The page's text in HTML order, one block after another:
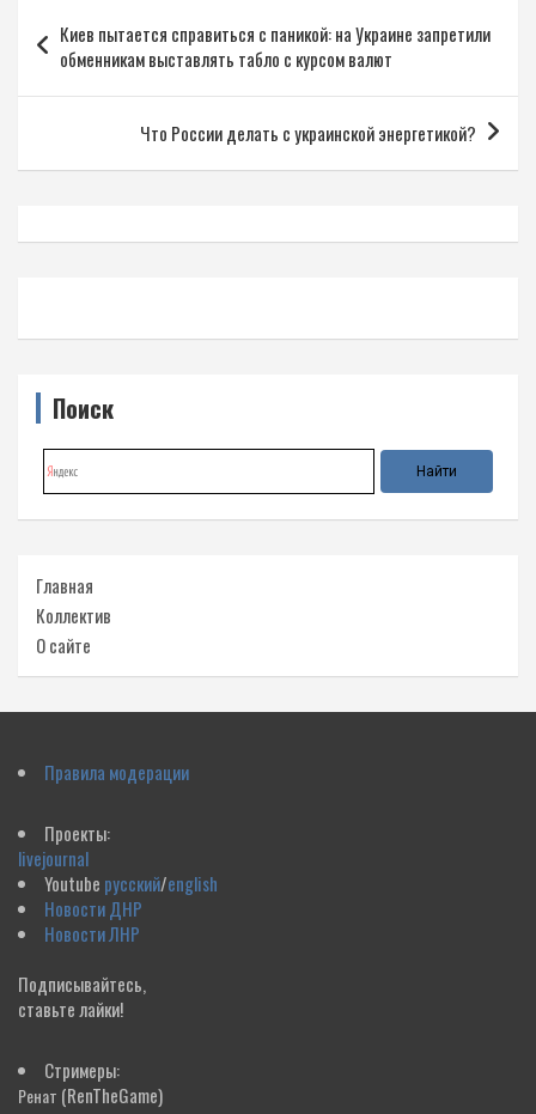
по
записям
Киев пытается справиться с паникой: на Украине запретили
обменникам выставлять табло с курсом валют
Что России делать с украинской энергетикой?
Поиск
Главная
Коллектив
О сайте
Правила модерации
Проекты:
livejournal
Youtube русский/english
Новости ДНР
Новости ЛНР
Подписывайтесь,
ставьте лайки!
Стримеры:
Ренат (RenTheGame)